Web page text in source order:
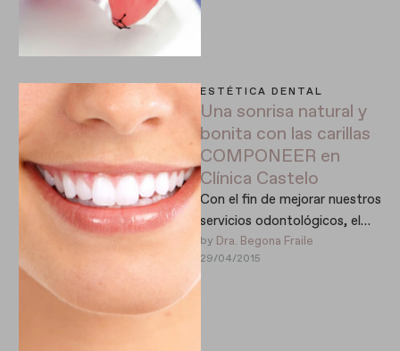
ESTÉTICA DENTAL
Una sonrisa natural y
bonita con las carillas
COMPONEER en
Clínica Castelo
Con el fin de mejorar nuestros
servicios odontológicos, el
pasado fin de semana en
Clínica Castelo ¡nos hemos …
by Dra. Begona Fraile
29/04/2015